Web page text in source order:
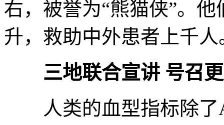
右，被誉为“熊猫侠”。
升，救助中外患者上千人
三地联合宣讲 号召
人类的血型指标除了